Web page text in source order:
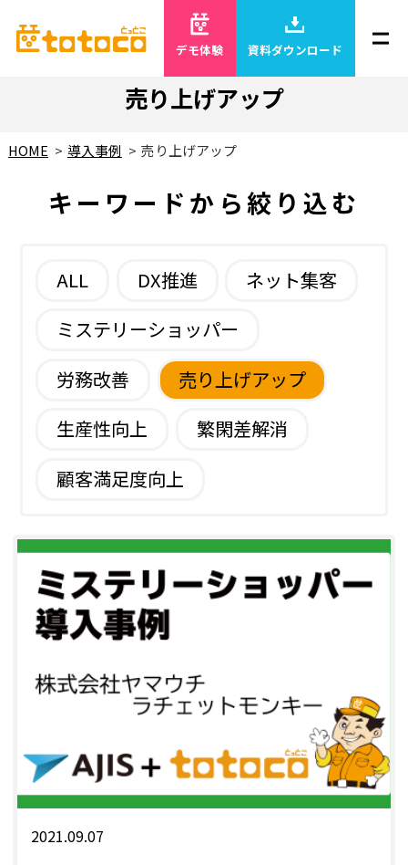
デモ体験 資料ダウンロード
売り上げアップ
HOME 導入事例 売り上げアップ
キーワードから絞り込む
ALL DX推進
ネット集客
ミステリーショッパー
労務改善
売り上げアップ
生産性向上
繁閑差解消
顧客満足度向上
2021.09.07